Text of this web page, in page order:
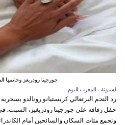
جورجينا رودريغز وخاتمها
لشبونة - المغرب اليوم
رد النجم البرتغالي كريستيانو رونالدو
حفل زفافه على جورجينا رودريغيز، السبت،
وتجمع مئات السكان والسائحين أمام